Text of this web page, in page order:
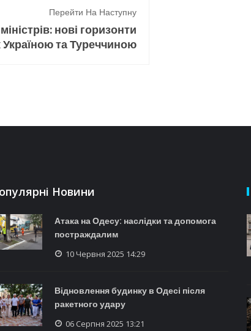
Перейти На Наступну
нові горизонти
Україною та Туреччиною
Новини
Атака на Одесу: наслідки та допомога
постраждалим
10 Червня 2025 14:29
Відновлення будинку в Одесі після
ракетного удару
06 Серпня 2025 13:21